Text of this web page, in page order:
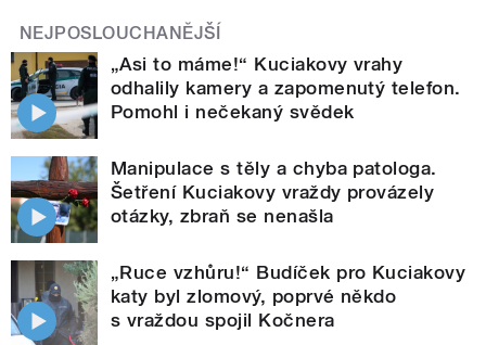
NEJPOSLOUCHANĚJŠÍ
„Asi to máme!“ Kuciakovy vrahy
odhalily kamery a zapomenutý telefon.
Pomohl i nečekaný svědek
Manipulace s těly a chyba patologa.
Šetření Kuciakovy vraždy provázely
otázky, zbraň se nenašla
„Ruce vzhůru!“ Budíček pro Kuciakovy
katy byl zlomový, poprvé někdo
s vraždou spojil Kočnera